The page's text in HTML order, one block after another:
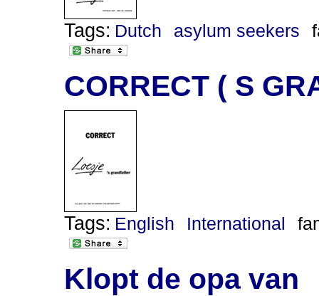
Tags: Dutch asylum seekers
CORRECT ( S
Tags: English International
Klopt de opa van